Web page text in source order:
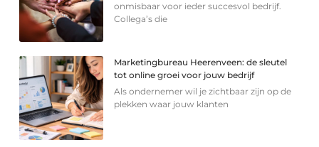
onmisbaar voor ieder succesvol bedrijf.
Collega’s die
Marketingbureau Heerenveen: de sleutel
tot online groei voor jouw bedrijf
Als ondernemer wil je zichtbaar zijn op de
plekken waar jouw klanten